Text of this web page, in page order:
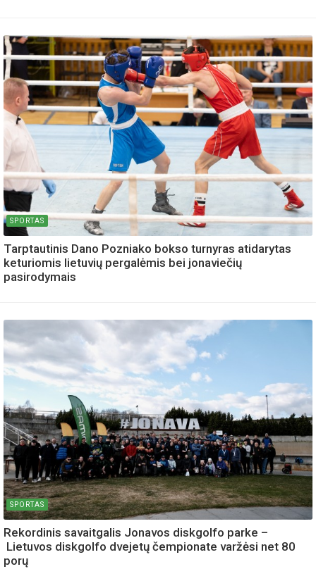
SPORTAS
Tarptautinis Dano Pozniako bokso turnyras atidarytas
keturiomis lietuvių pergalėmis bei jonaviečių
pasirodymais
SPORTAS
Rekordinis savaitgalis Jonavos diskgolfo parke –
Lietuvos diskgolfo dvejetų čempionate varžėsi net 80
porų